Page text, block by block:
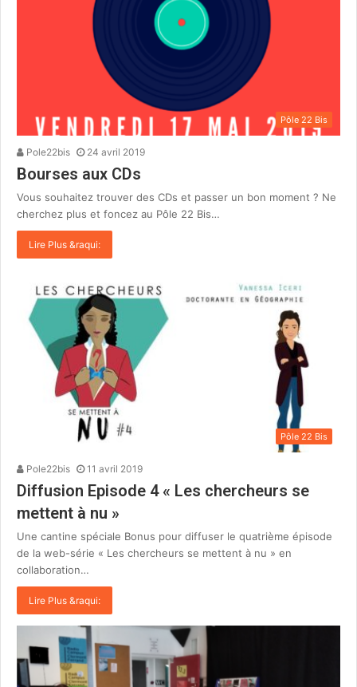
Pôle 22 Bis
Pole22bis 24 avril 2019
Bourses aux CDs
Vous souhaitez trouver des CDs et passer un bon moment ? Ne
cherchez plus et foncez au Pôle 22 Bis…
Lire Plus &raqui:
Pôle 22 Bis
Pole22bis 11 avril 2019
Diffusion Episode 4 « Les chercheurs se
mettent à nu »
Une cantine spéciale Bonus pour diffuser le quatrième épisode
de la web-série « Les chercheurs se mettent à nu » en
collaboration…
Lire Plus &raqui: